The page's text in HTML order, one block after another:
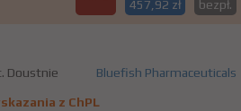
457,92 zł
bezpł.
Doustnie Bluefish Pharmaceuticals
z ChPL